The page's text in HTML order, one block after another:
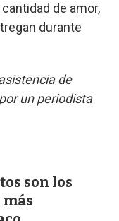
de amor,
durante
de
un periodista
son los